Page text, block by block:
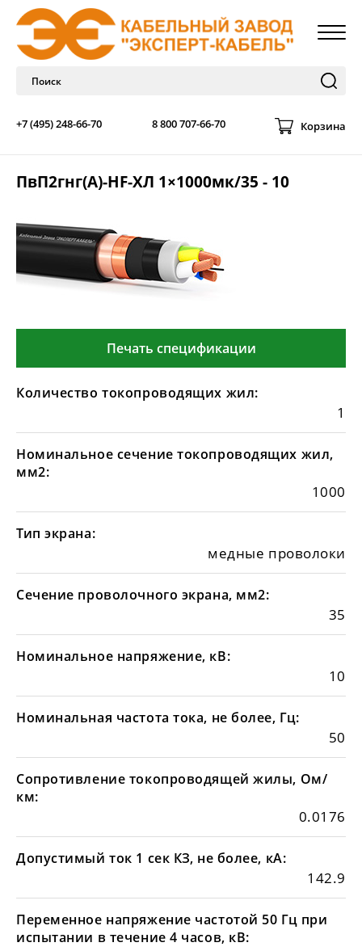
+7 (495) 248-66-70 8 800 707-66-70 Корзина
ПвП2гнг(А)-HF-ХЛ 1×1000мк/35 - 10
Печать спецификации
Количество токопроводящих жил:
1
Номинальное сечение токопроводящих жил,
мм2:
1000
Тип экрана:
медные проволоки
Сечение проволочного экрана, мм2:
35
Номинальное напряжение, кВ:
10
Номинальная частота тока, не более, Гц:
50
Сопротивление токопроводящей жилы, Ом/
км:
0.0176
Допустимый ток 1 сек КЗ, не более, кА:
142.9
Переменное напряжение частотой 50 Гц при
испытании в течение 4 часов, кВ: